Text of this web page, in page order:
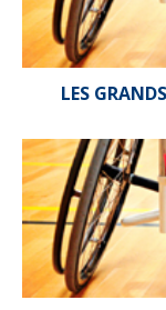
LES